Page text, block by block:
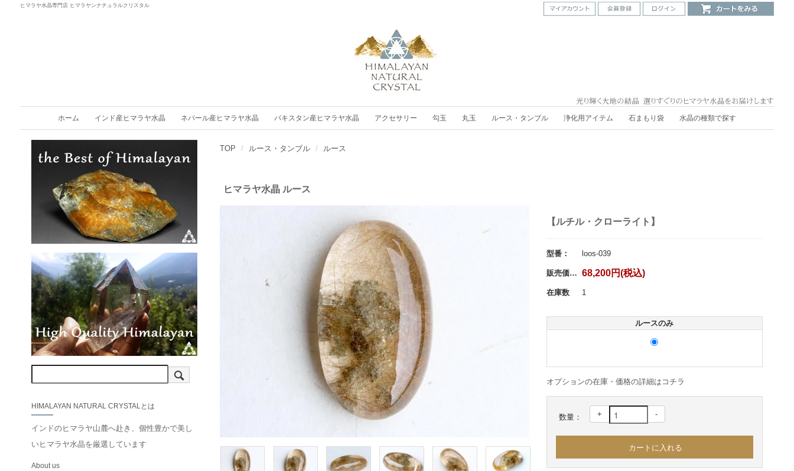
ヒマラヤ水晶専門店 ヒマラヤンナチュラルクリスタル
ホーム インド産ヒマラヤ水晶 ネパール産ヒマラヤ水晶 パキスタン産ヒマラヤ水晶 アクセサリー 勾玉 丸玉 ルース・タンブル 浄化用アイテム 石まもり袋 水晶の種類で探す
TOP ルース・タンブル ルース
ヒマラヤ水晶 ルース
【ルチル・クローライト】
型番： loos-039
販売価格： 68,200円(税込)
在庫数 1
ルースのみ
オプションの在庫・価格の詳細はコチラ
数量： + -
HIMALAYAN NATURAL CRYSTALとは
インドのヒマラヤ山麓へ赴き、個性豊かで美し
いヒマラヤ水晶を厳選しています
About us